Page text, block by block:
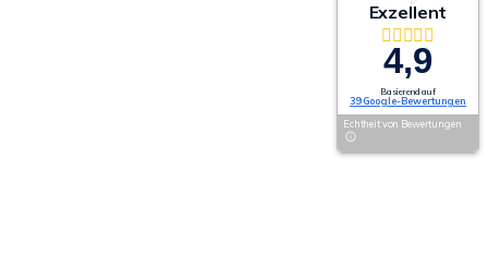
Exzellent
4,9
Basierend auf
39 Google-Bewertungen
Echtheit von Bewertungen